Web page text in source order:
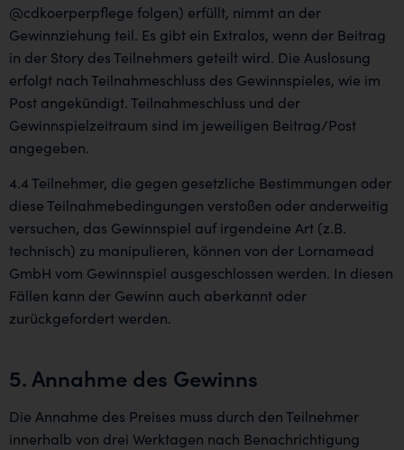
@cdkoerperpflege folgen) erfüllt, nimmt an der
Gewinnziehung teil. Es gibt ein Extralos, wenn der Beitrag
in der Story des Teilnehmers geteilt wird. Die Auslosung
erfolgt nach Teilnahmeschluss des Gewinnspieles, wie im
Post angekündigt. Teilnahmeschluss und der
Gewinnspielzeitraum sind im jeweiligen Beitrag/Post
angegeben.
4.4 Teilnehmer, die gegen gesetzliche Bestimmungen oder
diese Teilnahmebedingungen verstoßen oder anderweitig
versuchen, das Gewinnspiel auf irgendeine Art (z.B.
technisch) zu manipulieren, können von der Lornamead
GmbH vom Gewinnspiel ausgeschlossen werden. In diesen
Fällen kann der Gewinn auch aberkannt oder
zurückgefordert werden.
5. Annahme des Gewinns
Die Annahme des Preises muss durch den Teilnehmer
innerhalb von drei Werktagen nach Benachrichtigung